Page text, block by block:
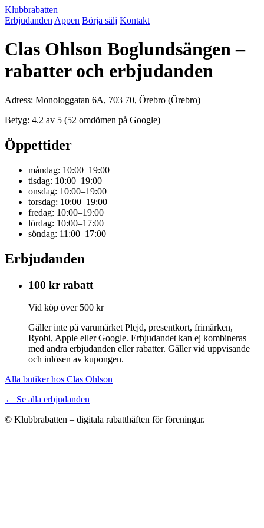
Klubbrabatten
Erbjudanden Appen Börja sälj Kontakt
Clas Ohlson Boglundsängen –
rabatter och erbjudanden
Adress: Monologgatan 6A, 703 70, Örebro (Örebro)
Betyg: 4.2 av 5 (52 omdömen på Google)
Öppettider
måndag: 10:00–19:00
tisdag: 10:00–19:00
onsdag: 10:00–19:00
torsdag: 10:00–19:00
fredag: 10:00–19:00
lördag: 10:00–17:00
söndag: 11:00–17:00
Erbjudanden
100 kr rabatt
Vid köp över 500 kr
Gäller inte på varumärket Plejd, presentkort, frimärken,
Ryobi, Apple eller Google. Erbjudandet kan ej kombineras
med andra erbjudanden eller rabatter. Gäller vid uppvisande
och inlösen av kupongen.
Alla butiker hos Clas Ohlson
← Se alla erbjudanden
© Klubbrabatten – digitala rabatthäften för föreningar.